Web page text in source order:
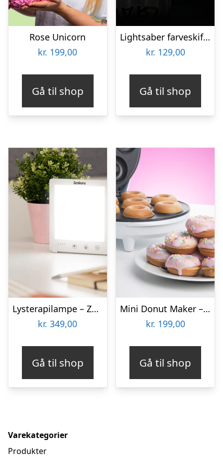
Rose Unicorn
kr. 199,00
Gå til shop
Lightsaber farveskiftende krus
kr. 129,00
Gå til shop
Lysterapilampe – Zenkuru
kr. 349,00
Gå til shop
Mini Donut Maker – KitchPro
kr. 199,00
Gå til shop
Varekategorier
Produkter